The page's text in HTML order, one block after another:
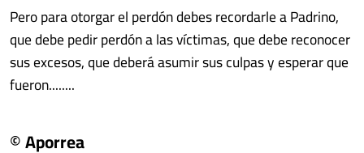
Pero para otorgar el perdón debes recordarle a Padrino,
que debe pedir perdón a las víctimas, que debe reconocer
sus excesos, que deberá asumir sus culpas y esperar que
fueron........
© Aporrea